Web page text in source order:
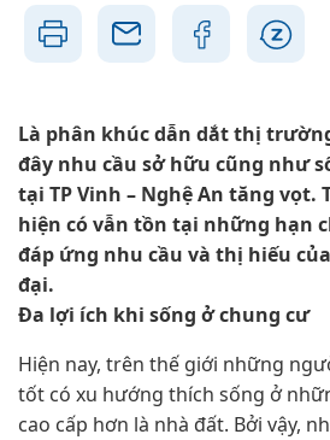
Là phân khúc dẫn dắt thị
đây nhu cầu sở hữu cũng như
tại TP Vinh – Nghệ An tăng vọt.
hiện có vẫn tồn tại những hạn
đáp ứng nhu cầu và thị hiếu
đại.
Đa lợi ích khi sống ở chung cư
Hiện nay, trên thế giới những
tốt có xu hướng thích sống ở
cao cấp hơn là nhà đất. Bởi vậy,